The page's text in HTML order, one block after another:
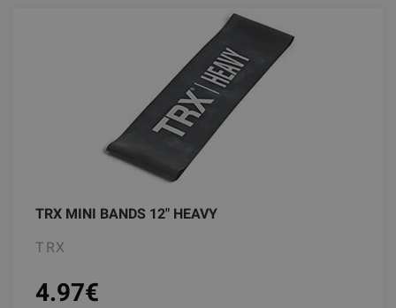
TRX MINI BANDS 12" HEAVY
TRX
4.97€